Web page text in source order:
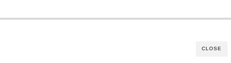
CLOSE